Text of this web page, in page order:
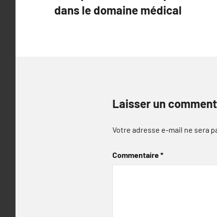
l’article
dans le domaine médical
Laisser un
Votre adresse e-mail ne sera
Commentaire*